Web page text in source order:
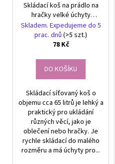
Skládací koš na prádlo na
hračky velké úchyty
úložného kontejneru
Skladem. Expedujeme do 5
prac. dnů (>5 szt.)
78 Kč
DO KOŠÍKU
Skládací síťovaný koš o
objemu cca 65 litrů je lehký a
praktický pro ukládání
různých věcí, jako je
oblečení nebo hračky. Je
rychle skládací do malého
rozměru a má úchyty pro...